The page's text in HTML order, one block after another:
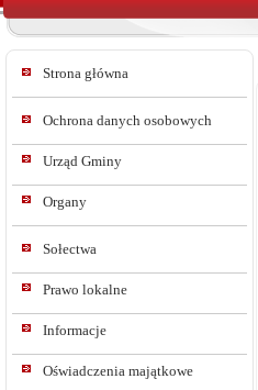
Strona główna
Ochrona danych osobowych
Urząd Gminy
Organy
Sołectwa
Prawo lokalne
Informacje
Oświadczenia majątkowe